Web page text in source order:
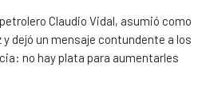
Claudio Vidal, asumió como
dejó un mensaje contundente a los
no hay plata para aumentarles